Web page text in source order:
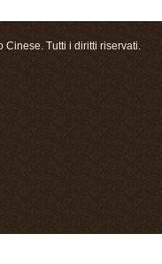
Tutti i diritti riservati.